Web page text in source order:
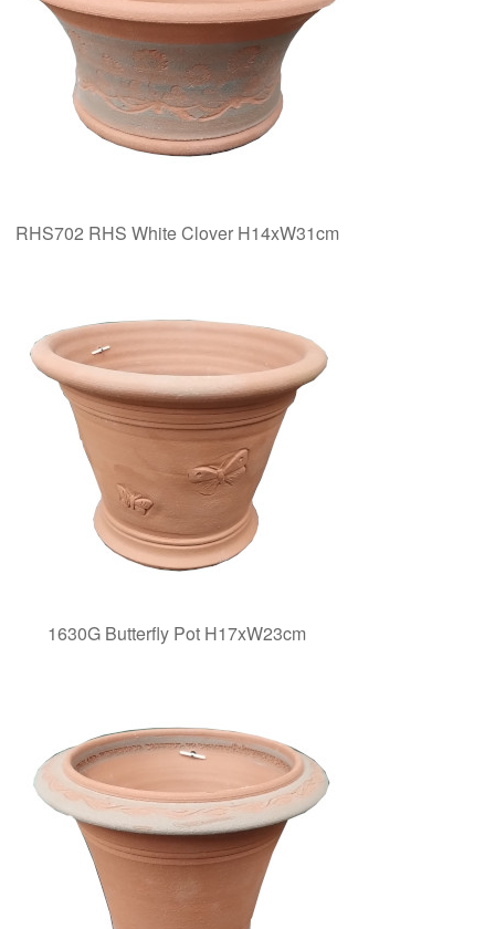
RHS702 RHS White Clover H14xW31cm
1630G Butterfly Pot H17xW23cm